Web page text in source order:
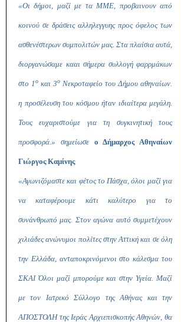
«Οι δήμοι, μαζί με τα ΜΜΕ, προβαινουν από
κοινού σε δράσεις αλληλεγγυης προς όφελος των
ασθενέστερων συμπολιτών μας. Στα πλαίσια αυτά,
διοργανώσαμε κααι σήμερα συλλογή φαρρμάκων
στο 1ο και 3ο Νεκροταφείο του Δήμου αθηναίων.
η προσέλευση του κόσμου ήταν ιδιαίτερα μεγάλη.
Τους ευχαριστούμε για τη συγκινητική τους
προσφορά.» σημείωσε ο Δήμαρχος Αθηναίων
Γιώργος Καμίνης
«Αγωνιζόμαστε και φέτος το Πάσχα, όλοι μαζί για
να καταφέρουμε κάτι καλύτερο για το
συνάνθρωπό μας. Στον αγώνα αυτό συμμετέχουν
χιλιάδες ανώνυμοι πολίτες στην Αττική και σε όλη
την Ελλάδα, ανταποκρινόμενοι στο κάλεσμα του
ΣΚΑΙ Όλοι μαζί μπορούμε και στην Υγεία. Μαζί
με τον Ιατρικό Σύλλογο της Αθήνας και την
ΑΠΟΣΤΟΛΗ της Ιεράς Αρχιεπισκοπής Αθηνών, θα